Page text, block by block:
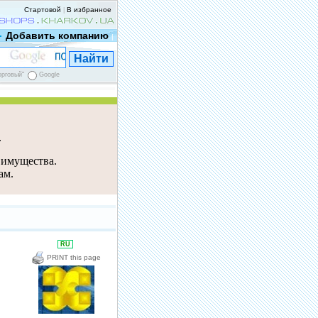
Стартовой В избранное
Добавить компанию|
Google
RU
PRINT this page